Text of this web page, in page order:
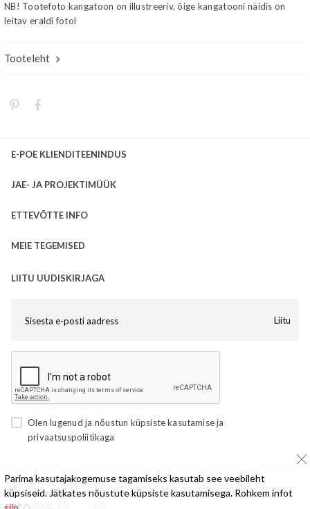
NB! Tootefoto kangatoon on illustreeriv, õige kangatooni näidis on
leitav eraldi fotol
Tooteleht
E-POE KLIENDITEENINDUS
JAE- JA PROJEKTIMÜÜK
ETTEVÕTTE INFO
MEIE TEGEMISED
LIITU UUDISKIRJAGA
Liitu
Olen lugenud ja nõustun küpsiste kasutamiseja
privaatsuspoliitikaga
Parima kasutajakogemuse tagamiseks kasutab see veebileht
küpsiseid. Jätkates nõustute küpsiste kasutamisega. Rohkem infot